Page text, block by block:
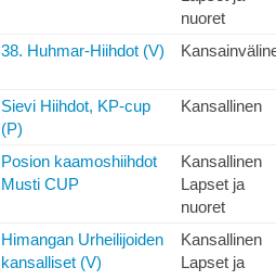
nuoret
38. Huhmar-Hiihdot (V)
Sievi Hiihdot, KP-cup
(P)
Kansallinen
Posion kaamoshiihdot
Musti CUP
Kansallinen
Lapset ja
nuoret
Himangan Urheilijoiden
kansalliset (V)
Kansallinen
Lapset ja